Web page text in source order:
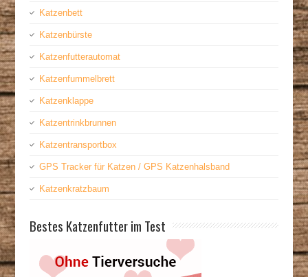
Katzenbett
Katzenbürste
Katzenfutterautomat
Katzenfummelbrett
Katzenklappe
Katzentrinkbrunnen
Katzentransportbox
GPS Tracker für Katzen / GPS Katzenhalsband
Katzenkratzbaum
Bestes Katzenfutter im Test